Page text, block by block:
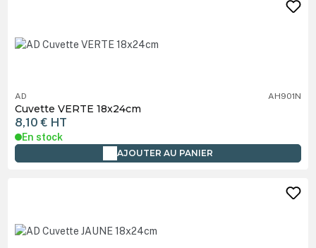
AD AH901N
Cuvette VERTE 18x24cm
8,10 € HT
En stock
AJOUTER AU PANIER